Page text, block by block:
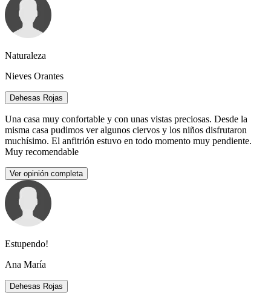
Naturaleza
Nieves Orantes
Dehesas Rojas
Una casa muy confortable y con unas vistas preciosas. Desde la
misma casa pudimos ver algunos ciervos y los niños disfrutaron
muchísimo. El anfitrión estuvo en todo momento muy pendiente.
Muy recomendable
Ver opinión completa
Estupendo!
Ana María
Dehesas Rojas